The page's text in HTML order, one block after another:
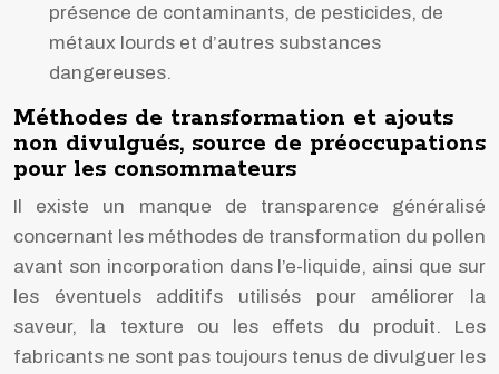
présence de contaminants, de pesticides, de
métaux lourds et d’autres substances
dangereuses.
Méthodes de transformation et ajouts
non divulgués, source de préoccupations
pour les consommateurs
Il existe un manque de transparence généralisé
concernant les méthodes de transformation du pollen
avant son incorporation dans l’e-liquide, ainsi que sur
les éventuels additifs utilisés pour améliorer la
saveur, la texture ou les effets du produit. Les
fabricants ne sont pas toujours tenus de divulguer les